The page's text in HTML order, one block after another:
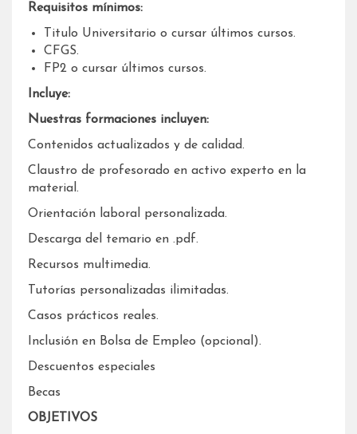
Requisitos mínimos:
Titulo Universitario o cursar últimos cursos.
CFGS.
FP2 o cursar últimos cursos.
Incluye:
Nuestras formaciones incluyen:
Contenidos actualizados y de calidad.
Claustro de profesorado en activo experto en la
material.
Orientación laboral personalizada.
Descarga del temario en .pdf.
Recursos multimedia.
Tutorías personalizadas ilimitadas.
Casos prácticos reales.
Inclusión en Bolsa de Empleo (opcional).
Descuentos especiales
Becas
OBJETIVOS